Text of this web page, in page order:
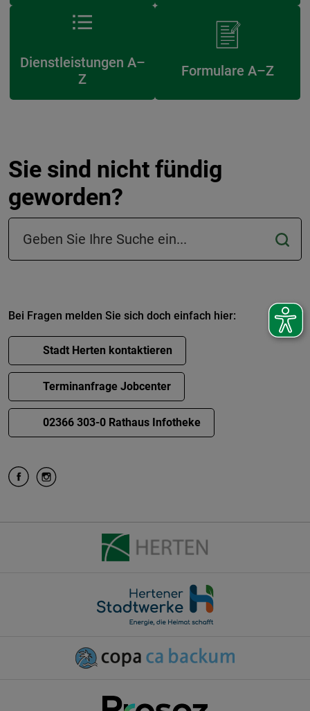
Dienstleistungen A–
Z
Formulare A–Z
Sie sind nicht fündig
geworden?
Suchfeld in der Fußzeile
Bei Fragen melden Sie sich doch einfach hier:
Stadt Herten kontaktieren
Terminanfrage Jobcenter
02366 303-0 Rathaus Infotheke